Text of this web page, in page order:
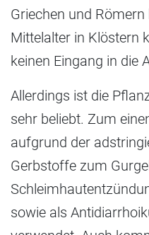
Griechen und
Mittelalter in Klöstern
keinen Eingang in die
Allerdings ist die
sehr beliebt. Zum
aufgrund der
Gerbstoffe zum
sowie als